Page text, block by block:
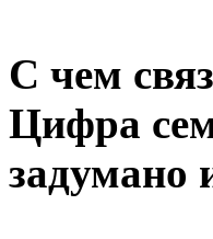
С чем
Цифра
задумано